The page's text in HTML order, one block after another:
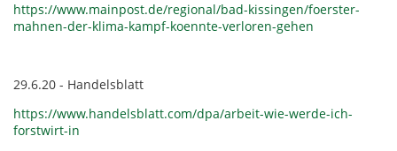
https://www.mainpost.de/regional/bad-kissingen/foerster-
mahnen-der-klima-kampf-koennte-verloren-gehen
29.6.20 - Handelsblatt
https://www.handelsblatt.com/dpa/arbeit-wie-werde-ich-
forstwirt-in